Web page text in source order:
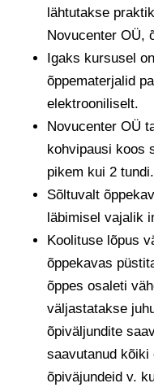
lähtutakse
Novucenter OÜ,
Igaks kursusel
õppematerjalid
elektrooniliselt.
Novucenter OÜ
kohvipausi koos
pikem kui 2 tundi.
Sõltuvalt
läbimisel vajalik
Koolituse lõpus
õppekavas
õppes osaleti
väljastatakse
õpiväljundite
saavutanud kõiki
õpiväjundeid v.